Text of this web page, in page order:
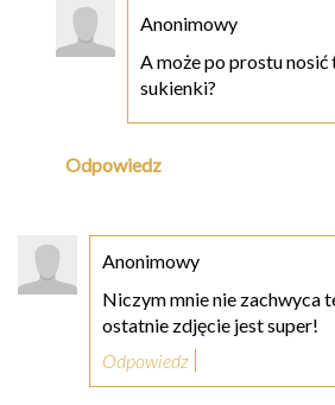
Anonimowy
A może po prostu nosić
sukienki?
Odpowiedz
Anonimowy
Niczym mnie nie zachwyca
ostatnie zdjęcie jest super!
Odpowiedz